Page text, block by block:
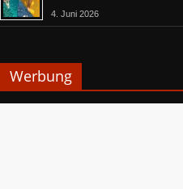
4. Juni 2026
Werbung